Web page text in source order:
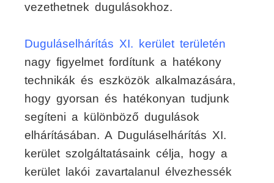
vezethetnek dugulásokhoz.
Duguláselhárítás XI. kerület területén
nagy figyelmet fordítunk a hatékony
technikák és eszközök alkalmazására,
hogy gyorsan és hatékonyan tudjunk
segíteni a különböző dugulások
elhárításában. A Duguláselhárítás XI.
kerület szolgáltatásaink célja, hogy a
kerület lakói zavartalanul élvezhessék